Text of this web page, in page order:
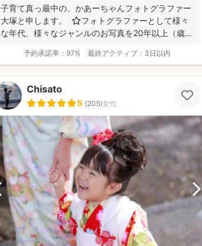
子育て真っ最中の、かあーちゃんフォトグラファー
大塚と申します。 ⭐︎フォトグラファーとして様々
な年代、様々なジャンルのお写真を20年以上（歳バ
予約承諾率： 97% 最終アクティブ： 3日以内
Chisato
5 (205)女性